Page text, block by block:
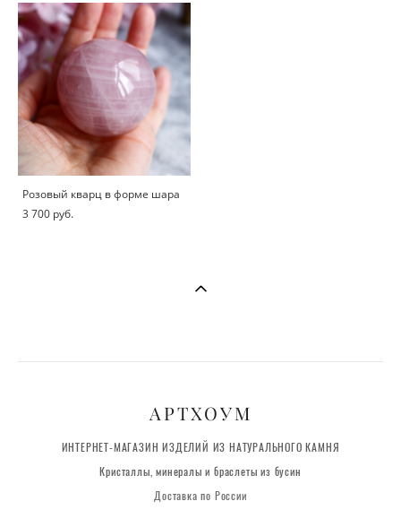
Розовый кварц в форме шара
3 700 pуб.
АРТХОУМ
ИНТЕРНЕТ-МАГАЗИН ИЗДЕЛИЙ ИЗ НАТУРАЛЬНОГО КАМНЯ
Кристаллы, минералы и браслеты из бусин
Доставка по России